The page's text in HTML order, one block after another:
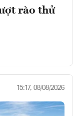
rào thử
15:17, 08/08/2026